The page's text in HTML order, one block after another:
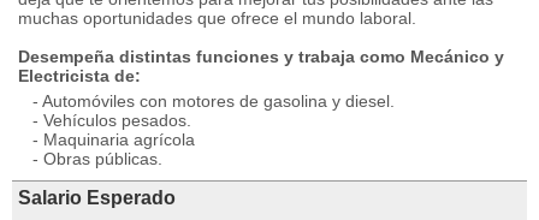
muchas oportunidades que ofrece el mundo laboral.
Desempeña distintas funciones y trabaja como Mecánico y
Electricista de:
- Automóviles con motores de gasolina y diesel.
- Vehículos pesados.
- Maquinaria agrícola
- Obras públicas.
Salario Esperado